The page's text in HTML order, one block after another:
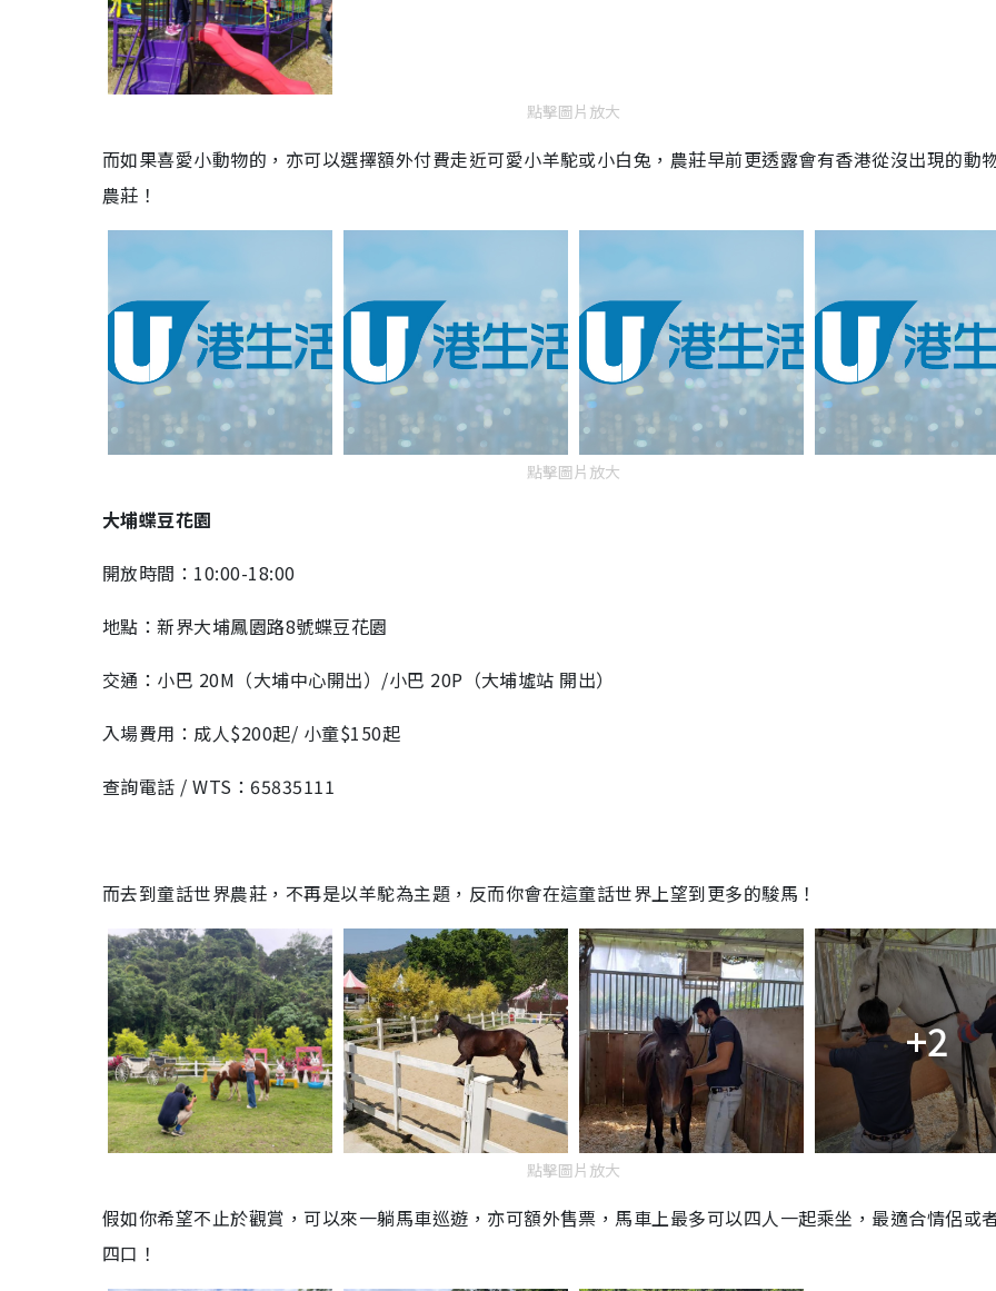
點擊圖片放大
而如果喜愛小動物的，亦可以選擇額外付費走近可愛小羊駝或小白兔，農莊早前更透露會有香港從沒出現的動
農莊！
點擊圖片放大
大埔蝶豆花園
開放時間：10:00-18:00
地點：新界大埔鳳園路8號蝶豆花園
交通：小巴 20M（大埔中心開出）/小巴 20P（大埔墟站 開出）
入場費用：成人$200起/ 小童$150起
查詢電話 / WTS：65835111
而去到童話世界農莊，不再是以羊駝為主題，反而你會在這童話世界上望到更多的駿馬！
+2
點擊圖片放大
假如你希望不止於觀賞，可以來一躺馬車巡遊，亦可額外售票，馬車上最多可以四人一起乘坐，最適合情侶或
四口！